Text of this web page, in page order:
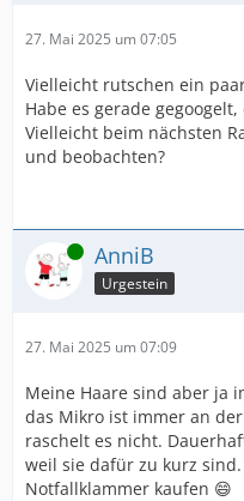
27. Mai 2025 um 07:05
Vielleicht rutschen ein
Habe es gerade
Vielleicht beim nächsten
und beobachten?
Online AnniB
Urgestein
27. Mai 2025 um 07:09
Meine Haare sind aber ja
das Mikro ist immer an
raschelt es nicht.
weil sie dafür zu kurz
Notfallklammer kaufen 😄